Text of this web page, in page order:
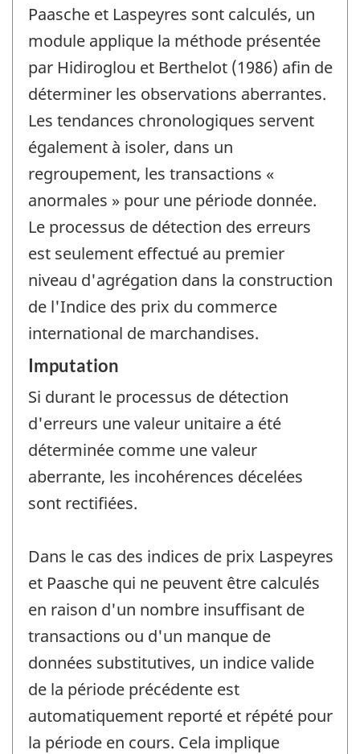
Paasche et Laspeyres sont calculés, un
module applique la méthode présentée
par Hidiroglou et Berthelot (1986) afin de
déterminer les observations aberrantes.
Les tendances chronologiques servent
également à isoler, dans un
regroupement, les transactions «
anormales » pour une période donnée.
Le processus de détection des erreurs
est seulement effectué au premier
niveau d'agrégation dans la construction
de l'Indice des prix du commerce
international de marchandises.
Imputation
Si durant le processus de détection
d'erreurs une valeur unitaire a été
déterminée comme une valeur
aberrante, les incohérences décelées
sont rectifiées.
Dans le cas des indices de prix Laspeyres
et Paasche qui ne peuvent être calculés
en raison d'un nombre insuffisant de
transactions ou d'un manque de
données substitutives, un indice valide
de la période précédente est
automatiquement reporté et répété pour
la période en cours. Cela implique